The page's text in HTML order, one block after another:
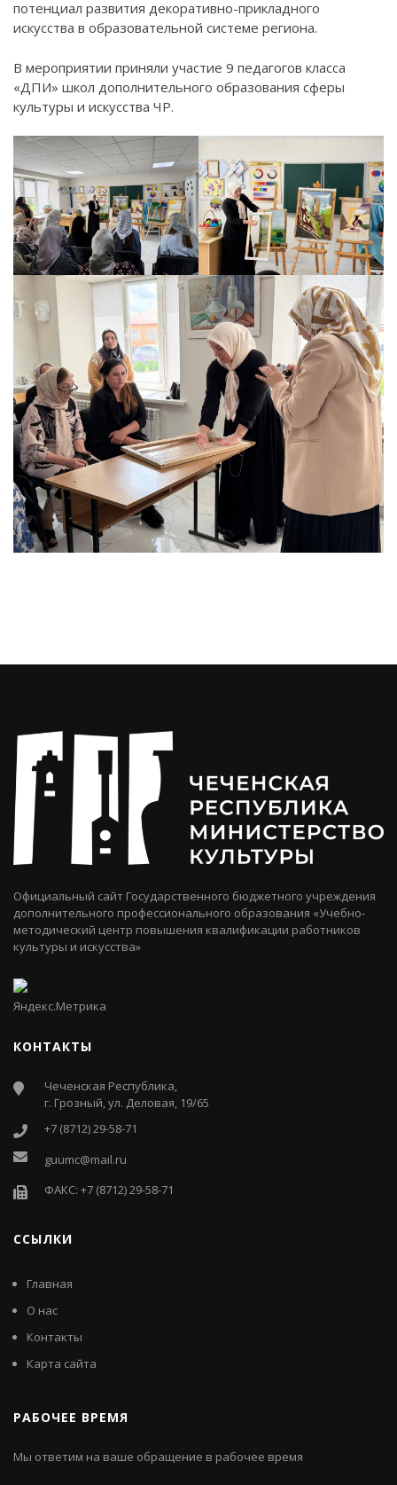
потенциал развития декоративно-прикладного
искусства в образовательной системе региона.
В мероприятии приняли участие 9 педагогов класса
«ДПИ» школ дополнительного образования сферы
культуры и искусства ЧР.
Официальный сайт Государственного бюджетного учреждения
дополнительного профессионального образования «Учебно-
методический центр повышения квалификации работников
культуры и искусства»
КОНТАКТЫ
Чеченская Республика,
г. Грозный, ул. Деловая, 19/65
+7 (8712) 29-58-71
guumc@mail.ru
ФАКС: +7 (8712) 29-58-71
ССЫЛКИ
Главная
О нас
Контакты
Карта сайта
РАБОЧЕЕ ВРЕМЯ
Мы ответим на ваше обращение в рабочее время